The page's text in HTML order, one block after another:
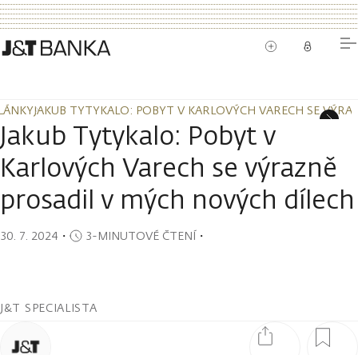
JAKUB TYTYKALO: POBYT V KARLOVÝCH VARECH SE
JAKUB TYTYKALO: POBYT V KARLOVÝCH VARECH SE
Jakub Tytykalo: Pobyt v
Karlových Varech se výrazně
prosadil v mých nových dílech
30. 7. 2024 ・ 3-MINUTOVÉ ČTENÍ・
J&T SPECIALISTA